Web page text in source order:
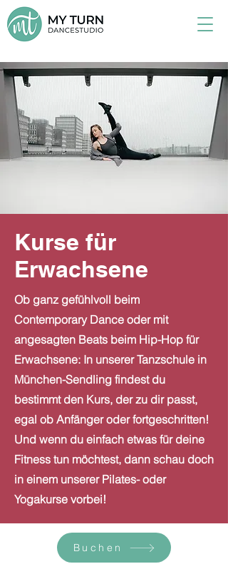
Kurse für
Erwachsene
Ob ganz gefühlvoll beim
Contemporary Dance oder mit
angesagten Beats beim Hip-Hop für
Erwachsene: In unserer Tanzschule in
München-Sendling findest du
bestimmt den Kurs, der zu dir passt,
egal ob Anfänger oder fortgeschritten!
Und wenn du einfach etwas für deine
Fitness tun möchtest, dann schau doch
in einem unserer Pilates- oder
Yogakurse vorbei!
Buchen